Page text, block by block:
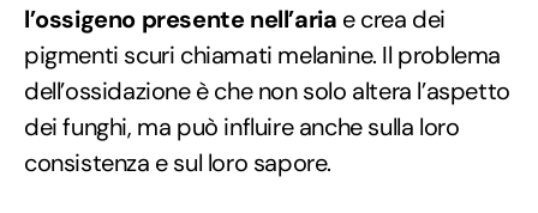
l’ossigeno presente nell’aria e crea dei
pigmenti scuri chiamati melanine. Il problema
dell’ossidazione è che non solo altera l’aspetto
dei funghi, ma può influire anche sulla loro
consistenza e sul loro sapore.